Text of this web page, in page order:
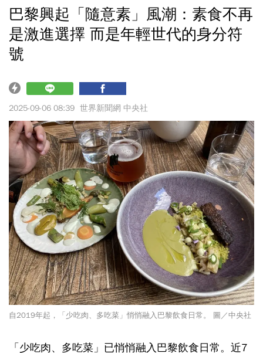
巴黎興起「隨意素」風潮：素食不再
是激進選擇 而是年輕世代的身分符
號
2025-09-06 08:39 世界新聞網 中央社
自2019年起，「少吃肉、多吃菜」悄悄融入巴黎飲食日常。 圖／中央社
「少吃肉、多吃菜」已悄悄融入巴黎飲食日常。近7